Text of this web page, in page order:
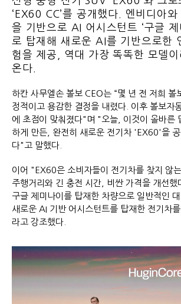
‘EX60 CC’를 공개했다. 엔비디아
을 기반으로 AI 어시스턴트 ‘구글 제
로 탑재해 새로운 AI를 기반으로한
험을 제공, 역대 가장 똑똑한 모델
온다.
하칸 사무엘손 볼보 CEO는 “몇 년 전 저희 볼
정적이고 용감한 결정을 내렸다. 이후 볼보자
에 초점이 맞춰졌다"며 "오늘, 이것이 올바른
하게 만든, 완전히 새로운 전기차 'EX60'을
다"고 말했다.
이어 "EX60은 소비자들이 전기차를 찾지 않
주행거리와 긴 충전 시간, 비싼 가격을 개선
구글 제미나이를 탑재한 차량으로 일반적인
새로운 AI 기반 어시스턴트를 탑재한 전기차
라고 강조했다.